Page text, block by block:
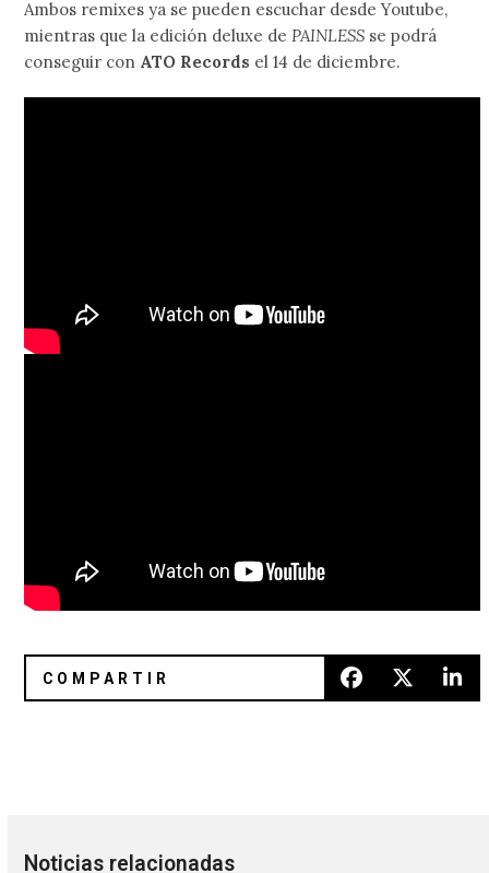
Ambos remixes ya se pueden escuchar desde Youtube,
mientras que la edición deluxe de PAINLESS se podrá
conseguir con ATO Records el 14 de diciembre.
Noticias relacionadas